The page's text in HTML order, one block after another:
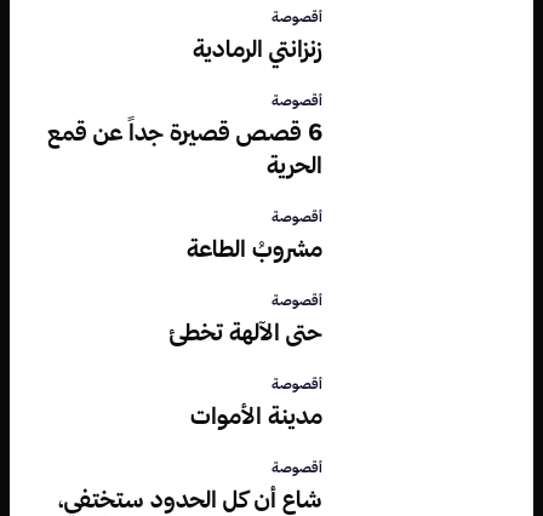
أقصوصة
زنزانتي الرمادية
أقصوصة
6 قصص قصيرة جداً عن قمع
الحرية
أقصوصة
مشروبُ الطاعة
أقصوصة
حتى الآلهة تخطئ
أقصوصة
مدينة الأموات
أقصوصة
شاع أن كل الحدود ستختفي،